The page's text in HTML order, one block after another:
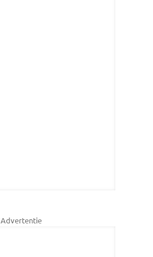
Advertentie